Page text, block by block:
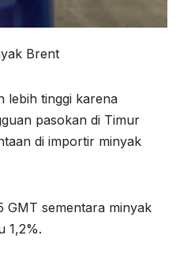
Brent
lebih tinggi karena
pasokan di Timur
di importir minyak
GMT sementara minyak
1,2%.